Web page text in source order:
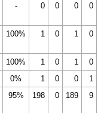
- 0 0 0 0
100% 1 0 1 0
100% 1 0 1
0
0% 1 0 0 1
95% 198 0 189 9